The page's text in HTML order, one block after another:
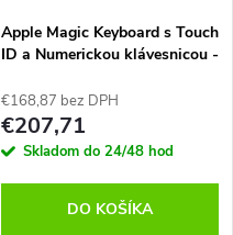
Apple Magic Keyboard s Touch
ID a Numerickou klávesnicou -
MXK73LB/A
€168,87 bez DPH
€207,71
Skladom do 24/48 hod
DO KOŠÍKA